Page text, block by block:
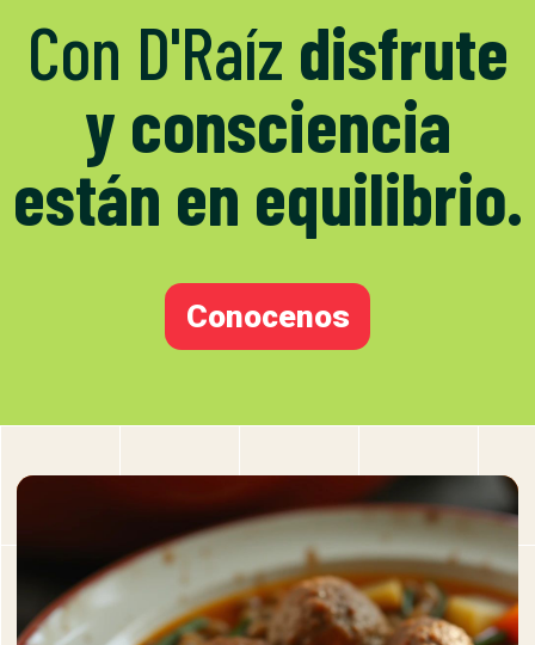
Con D'Raíz disfrute
y consciencia
están en equilibrio.
Conocenos